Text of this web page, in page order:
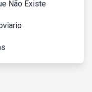
Não Existe